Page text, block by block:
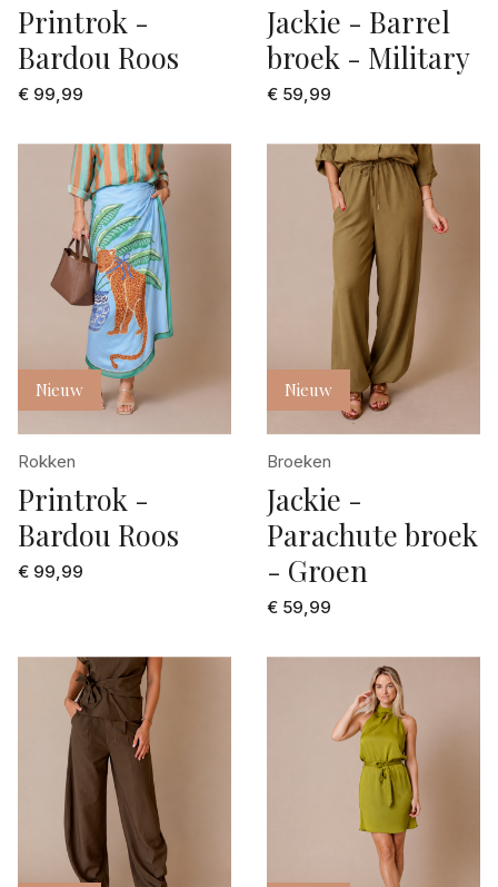
Printrok -
Bardou Roos
€ 99,99
Jackie - Barrel
broek - Military
€ 59,99
Nieuw
Rokken
Printrok -
Bardou Roos
€ 99,99
Nieuw
Broeken
Jackie -
Parachute broek
- Groen
€ 59,99